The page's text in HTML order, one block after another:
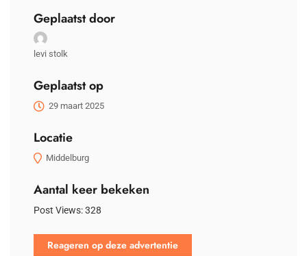
Geplaatst door
levi stolk
Geplaatst op
29 maart 2025
Locatie
Middelburg
Aantal keer bekeken
Post Views:328
Reageren op deze advertentie